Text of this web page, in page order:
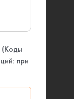
(Коды
при